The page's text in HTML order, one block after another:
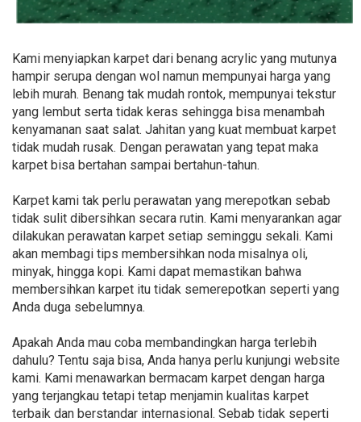
Kami menyiapkan karpet dari benang acrylic yang mutunya
hampir serupa dengan wol namun mempunyai harga yang
lebih murah. Benang tak mudah rontok, mempunyai tekstur
yang lembut serta tidak keras sehingga bisa menambah
kenyamanan saat salat. Jahitan yang kuat membuat karpet
tidak mudah rusak. Dengan perawatan yang tepat maka
karpet bisa bertahan sampai bertahun-tahun.
Karpet kami tak perlu perawatan yang merepotkan sebab
tidak sulit dibersihkan secara rutin. Kami menyarankan agar
dilakukan perawatan karpet setiap seminggu sekali. Kami
akan membagi tips membersihkan noda misalnya oli,
minyak, hingga kopi. Kami dapat memastikan bahwa
membersihkan karpet itu tidak semerepotkan seperti yang
Anda duga sebelumnya.
Apakah Anda mau coba membandingkan harga terlebih
dahulu? Tentu saja bisa, Anda hanya perlu kunjungi website
kami. Kami menawarkan bermacam karpet dengan harga
yang terjangkau tetapi tetap menjamin kualitas karpet
terbaik dan berstandar internasional. Sebab tidak seperti